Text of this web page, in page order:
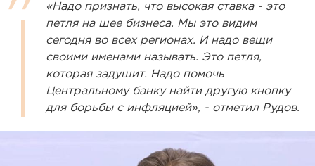
«Надо признать, что высокая ставка - это
петля на шее бизнеса. Мы это видим
сегодня во всех регионах. И надо вещи
своими именами называть. Это петля,
которая задушит. Надо помочь
Центральному банку найти другую кнопку
для борьбы с инфляцией», - отметил Рудов.